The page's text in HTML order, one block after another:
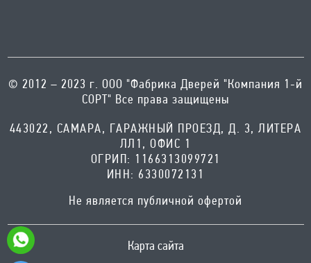
© 2012 – 2023 г. ООО "Фабрика Дверей "Компания 1-й
СОРТ" Все права защищены
443022, САМАРА, ГАРАЖНЫЙ ПРОЕЗД, Д. 3, ЛИТЕРА
ЛЛ1, ОФИС 1
ОГРИП: 1166313099721
ИНН: 6330072131
Не является публичной офертой
Карта сайта